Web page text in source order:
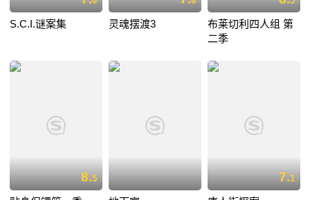
S.C.I.谜案集 灵魂摆渡3
布莱切利四人组 第
二季
8.5 7.1